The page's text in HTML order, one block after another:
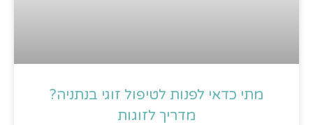
מתי כדאי לפנות לטיפול זוגי בנתניה?
מדריך לזוגות